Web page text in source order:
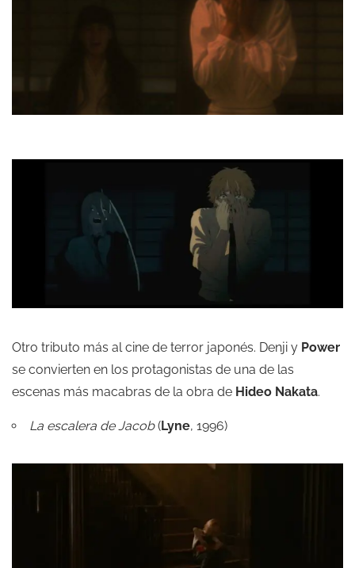
Otro tributo más al cine de terror japonés. Denji y Power
se convierten en los protagonistas de una de las
escenas más macabras de la obra de Hideo Nakata.
La escalera de Jacob(Lyne, 1996)